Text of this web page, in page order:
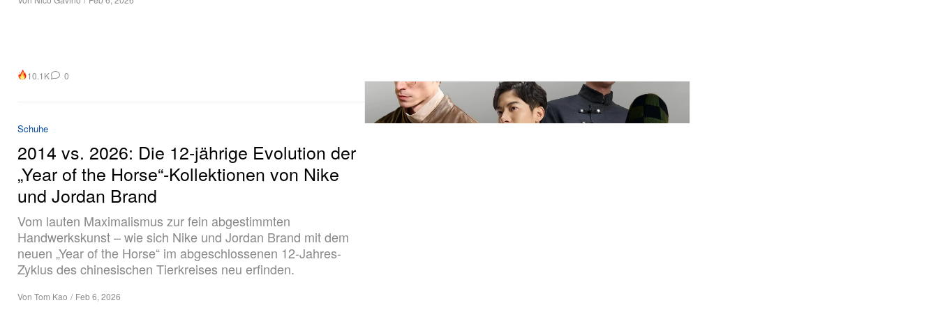
10.1K 0
Schuhe
2014 vs. 2026: Die 12-jährige Evolution der
„Year of the Horse“-Kollektionen von Nike
und Jordan Brand
Vom lauten Maximalismus zur fein abgestimmten
Handwerkskunst – wie sich Nike und Jordan Brand mit dem
neuen „Year of the Horse“ im abgeschlossenen 12-Jahres-
Zyklus des chinesischen Tierkreises neu erfinden.
Von Tom Kao / Feb 6, 2026